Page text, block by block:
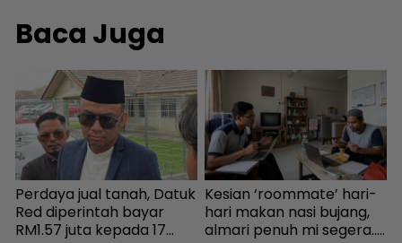
Baca Juga
Perdaya jual tanah, Datuk
Red diperintah bayar
RM1.57 juta kepada 17
Kesian ‘roommate’ hari-
hari makan nasi bujang,
almari penuh mi segera...